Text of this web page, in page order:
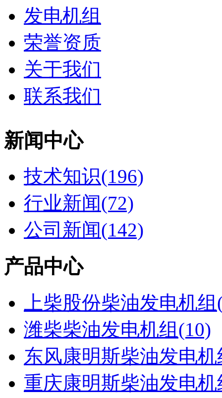
发电机组
荣誉资质
关于我们
联系我们
新闻中心
技术知识(196)
行业新闻(72)
公司新闻(142)
产品中心
上柴股份柴油发电机组
潍柴柴油发电机组(10)
东风康明斯柴油发电机
重庆康明斯柴油发电机